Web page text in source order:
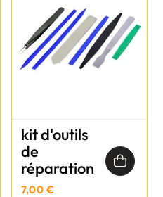
kit d'outils
de
réparation
7,00 €